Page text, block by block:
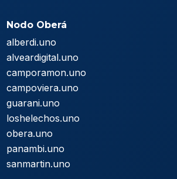
Nodo Oberá
alberdi.uno
alveardigital.uno
camporamon.uno
campoviera.uno
guarani.uno
loshelechos.uno
obera.uno
panambi.uno
sanmartin.uno